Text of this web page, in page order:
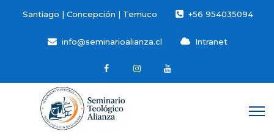
Santiago | Concepción | Temuco +56 954035094
info@seminarioalianza.cl Intranet